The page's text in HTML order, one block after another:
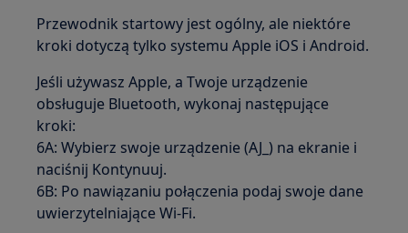
Przewodnik startowy jest ogólny, ale niektóre
kroki dotyczą tylko systemu Apple iOS i Android.
Jeśli używasz Apple, a Twoje urządzenie
obsługuje Bluetooth, wykonaj następujące
kroki:
6A: Wybierz swoje urządzenie (AJ_) na ekranie i
naciśnij Kontynuuj.
6B: Po nawiązaniu połączenia podaj swoje dane
uwierzytelniające Wi-Fi.